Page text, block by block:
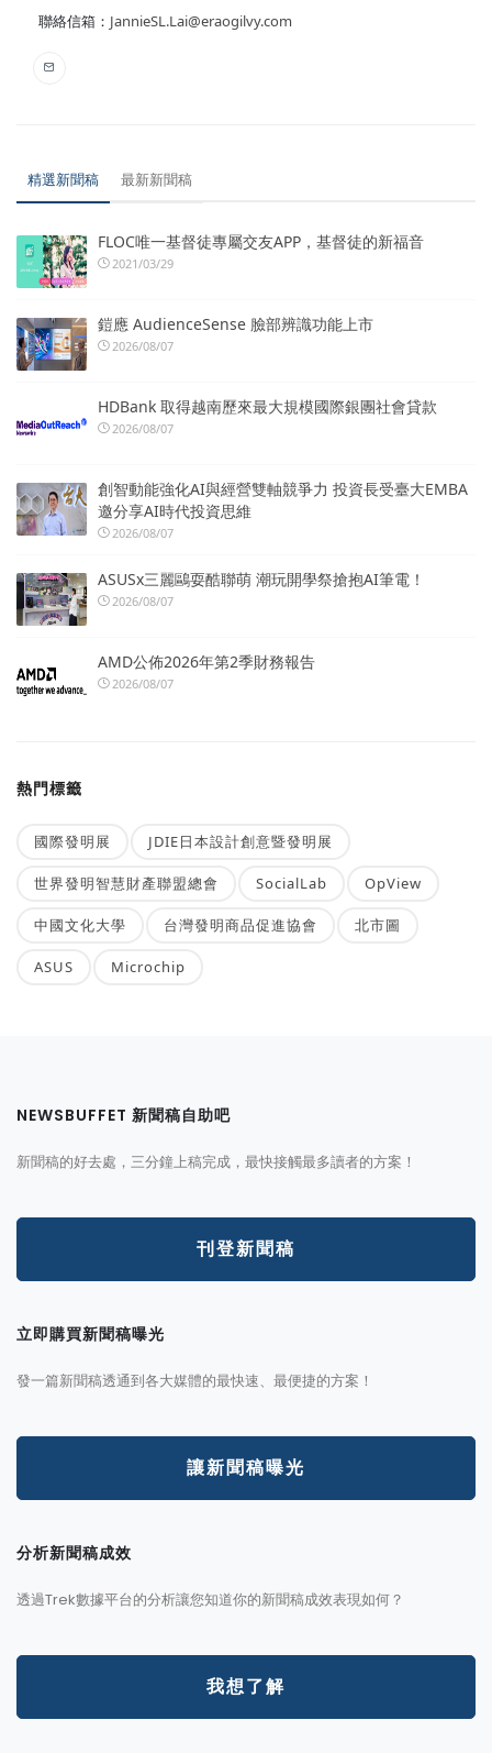
聯絡信箱： JannieSL.Lai@eraogilvy.com
精選新聞稿 最新新聞稿
FLOC唯一基督徒專屬交友APP，基督徒的新福音
2021/03/29
鎧應 AudienceSense 臉部辨識功能上市
2026/08/07
HDBank 取得越南歷來最大規模國際銀團社會貸款
2026/08/07
創智動能強化AI與經營雙軸競爭力 投資長受臺大EMBA
邀分享AI時代投資思維
2026/08/07
ASUSx三麗鷗耍酷聯萌 潮玩開學祭搶抱AI筆電！
2026/08/07
AMD公佈2026年第2季財務報告
2026/08/07
熱門標籤
國際發明展 JDIE日本設計創意暨發明展
世界發明智慧財產聯盟總會 SocialLab OpView
中國文化大學 台灣發明商品促進協會 北市圖
ASUS Microchip
NEWSBUFFET 新聞稿自助吧
新聞稿的好去處，三分鐘上稿完成，最快接觸最多讀者的方案！
刊登新聞稿
立即購買新聞稿曝光
發一篇新聞稿透通到各大媒體的最快速、最便捷的方案！
讓新聞稿曝光
分析新聞稿成效
透過Trek數據平台的分析讓您知道你的新聞稿成效表現如何？
我想了解